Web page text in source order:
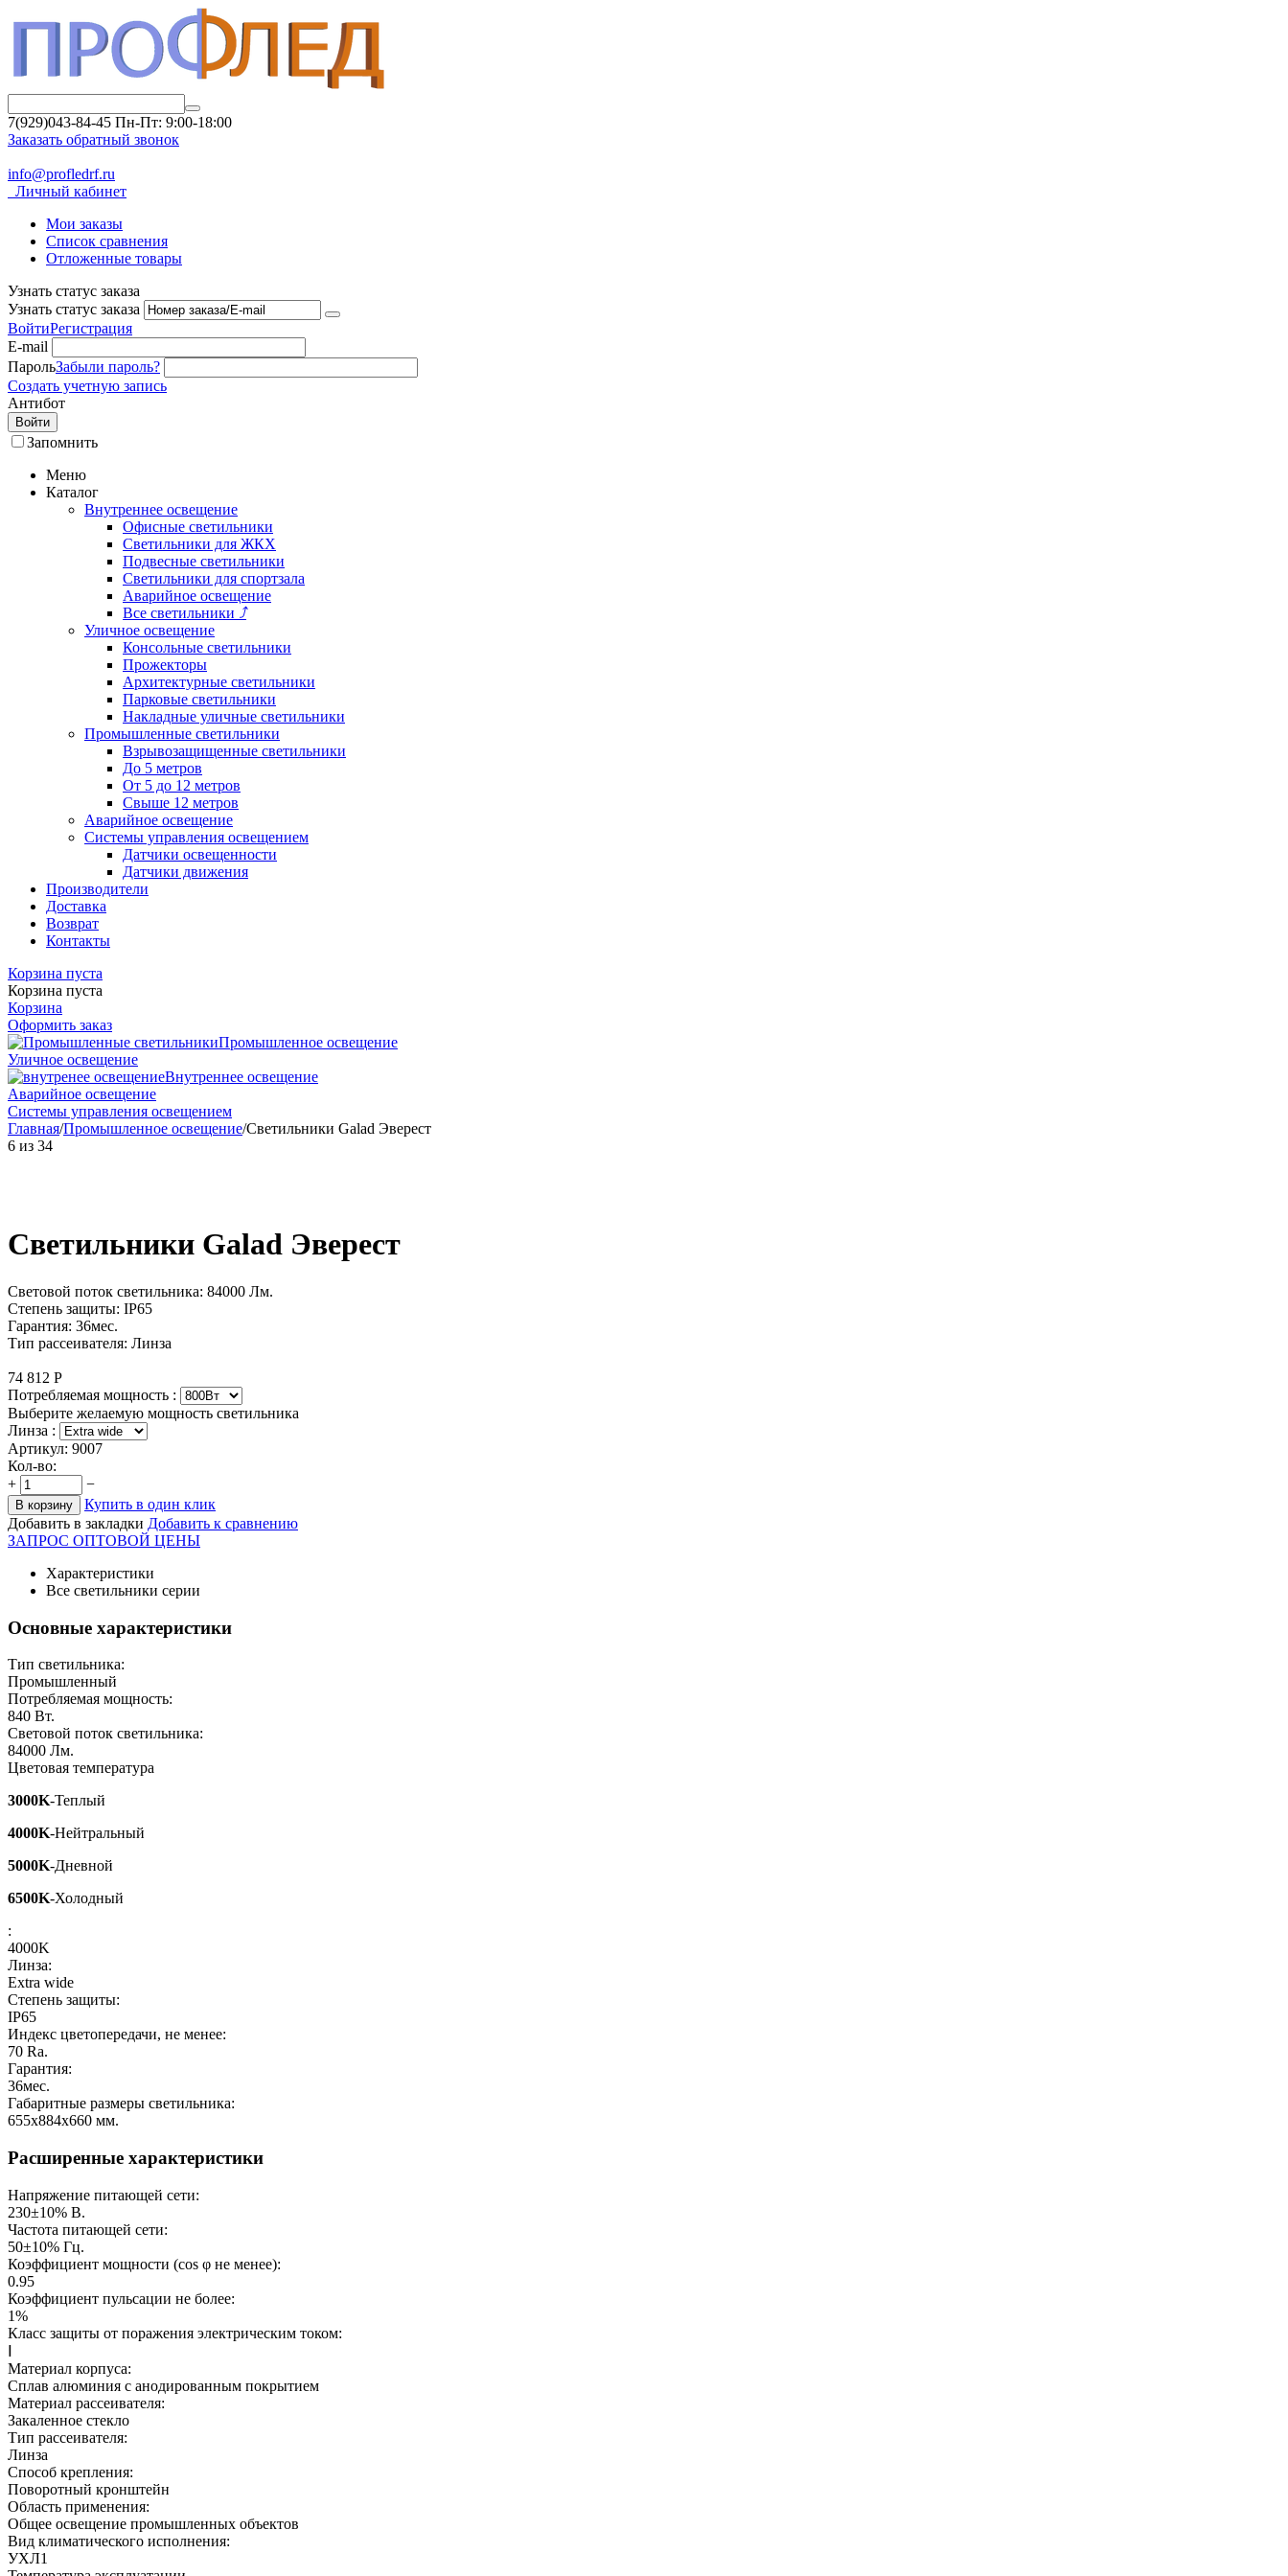
7(929)043-84-45 Пн-Пт: 9:00-18:00
Заказать обратный звонок
info@profledrf.ru
Личный кабинет
Мои заказы
Список сравнения
Отложенные товары
Узнать статус заказа
Узнать статус заказа
ВойтиРегистрация
E-mail
ПарольЗабыли пароль?
Создать учетную запись
Антибот
Войти
Запомнить
Меню
Каталог
Внутреннее освещение
Офисные светильники
Светильники для ЖКХ
Подвесные светильники
Светильники для спортзала
Аварийное освещение
Все светильники ⤴
Уличное освещение
Консольные светильники
Прожекторы
Архитектурные светильники
Парковые светильники
Накладные уличные светильники
Промышленные светильники
Взрывозащищенные светильники
До 5 метров
От 5 до 12 метров
Свыше 12 метров
Аварийное освещение
Системы управления освещением
Датчики освещенности
Датчики движения
Производители
Доставка
Возврат
Контакты
Корзина пуста
Корзина пуста
Корзина
Оформить заказ
Промышленное освещение
Уличное освещение
Внутреннее освещение
Аварийное освещение
Системы управления освещением
Главная/Промышленное освещение/Светильники Galad Эверест
6 из 34
Светильники Galad Эверест
Световой поток светильника: 84000 Лм.
Степень защиты: IP65
Гарантия: 36мес.
Тип рассеивателя: Линза
74 812 Р
Потребляемая мощность :
Выберите желаемую мощность светильника
Линза :
Артикул: 9007
Кол-во:
+
−
В корзину
Купить в один клик
Добавить в закладки Добавить к сравнению
ЗАПРОС ОПТОВОЙ ЦЕНЫ
Характеристики
Все светильники серии
Основные характеристики
Тип светильника:
Промышленный
Потребляемая мощность:
840 Вт.
Световой поток светильника:
84000 Лм.
Цветовая температура
3000K-Теплый
4000K-Нейтральный
5000K-Дневной
6500K-Холодный
:
4000K
Линза:
Extra wide
Степень защиты:
IP65
Индекс цветопередачи, не менее:
70 Ra.
Гарантия:
36мес.
Габаритные размеры светильника:
655x884x660 мм.
Расширенные характеристики
Напряжение питающей сети:
230±10% В.
Частота питающей сети:
50±10% Гц.
Коэффициент мощности (cos φ не менее):
0.95
Коэффициент пульсации не более:
1%
Класс защиты от поражения электрическим током:
Материал корпуса:
Сплав алюминия с анодированным покрытием
Материал рассеивателя:
Закаленное стекло
Тип рассеивателя:
Линза
Способ крепления:
Поворотный кронштейн
Область применения:
Общее освещение промышленных объектов
Вид климатического исполнения:
УХЛ1